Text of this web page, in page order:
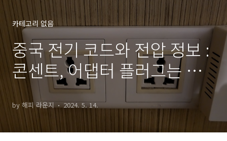
카테고리 없음
중국 전기 코드와 전압 정보 :
콘센트, 어댑터 플러그는 이
렇게 생겼어요
by 해피 라운지 2024. 5. 14.